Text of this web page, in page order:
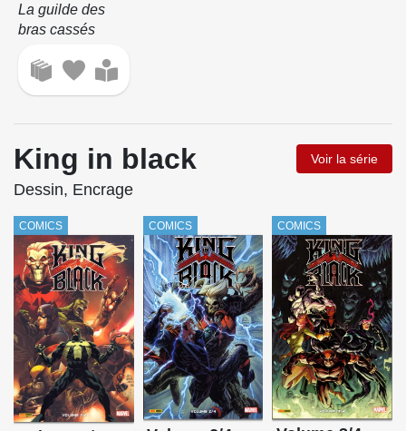
La guilde des
bras cassés
King in black Voir la série
Dessin, Encrage
COMICS COMICS COMICS